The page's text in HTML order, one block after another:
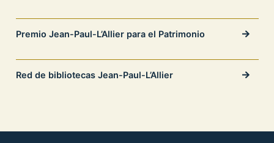
Premio Jean-Paul-L’Allier para el Patrimonio
Red de bibliotecas Jean-Paul-L’Allier